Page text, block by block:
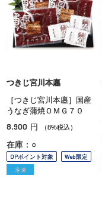
つきじ宮川本廛
［つきじ宮川本廛］国産
うなぎ蒲焼ＯＭＧ７０
8,900 円 （8%税込）
在庫：○
OPポイント対象
Web限定
冷凍